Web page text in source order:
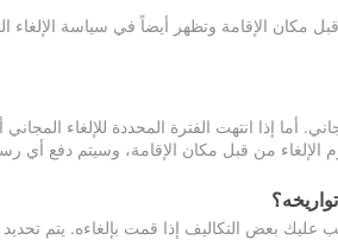
مكان الإقامة وتظهر أيضاً في سياسة الإلغاء
أما إذا انتهت الفترة المحددة للإلغاء
الإلغاء من قبل مكان الإقامة، وسيتم دفع أي
عليك بعض التكاليف إذا قمت بإلغاءه. يتم